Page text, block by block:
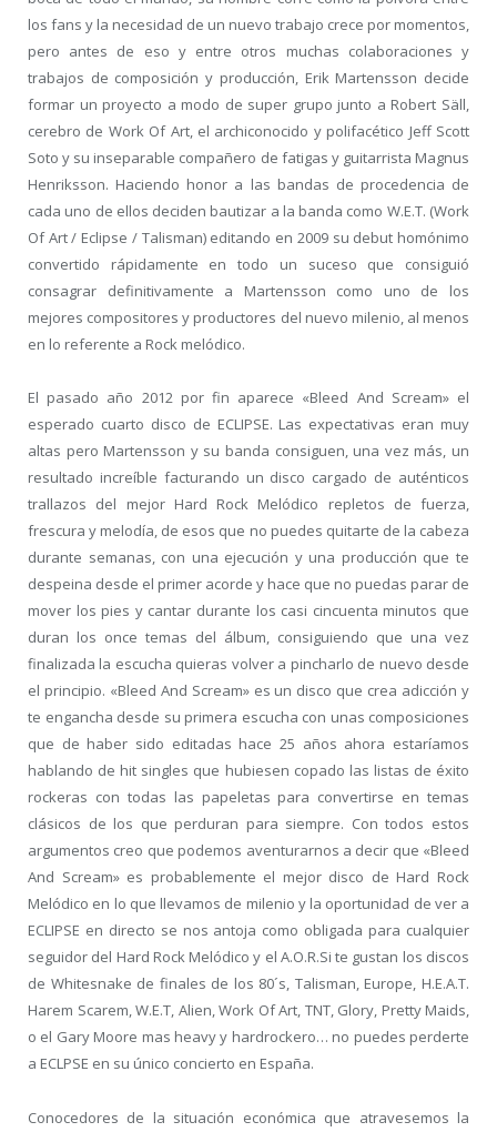
los fans y la necesidad de un nuevo trabajo crece por momentos,
pero antes de eso y entre otros muchas colaboraciones y
trabajos de composición y producción, Erik Martensson decide
formar un proyecto a modo de super grupo junto a Robert Säll,
cerebro de Work Of Art, el archiconocido y polifacético Jeff Scott
Soto y su inseparable compañero de fatigas y guitarrista Magnus
Henriksson. Haciendo honor a las bandas de procedencia de
cada uno de ellos deciden bautizar a la banda como W.E.T. (Work
Of Art / Eclipse / Talisman) editando en 2009 su debut homónimo
convertido rápidamente en todo un suceso que consiguió
consagrar definitivamente a Martensson como uno de los
mejores compositores y productores del nuevo milenio, al menos
en lo referente a Rock melódico.
El pasado año 2012 por fin aparece «Bleed And Scream» el
esperado cuarto disco de ECLIPSE. Las expectativas eran muy
altas pero Martensson y su banda consiguen, una vez más, un
resultado increíble facturando un disco cargado de auténticos
trallazos del mejor Hard Rock Melódico repletos de fuerza,
frescura y melodía, de esos que no puedes quitarte de la cabeza
durante semanas, con una ejecución y una producción que te
despeina desde el primer acorde y hace que no puedas parar de
mover los pies y cantar durante los casi cincuenta minutos que
duran los once temas del álbum, consiguiendo que una vez
finalizada la escucha quieras volver a pincharlo de nuevo desde
el principio. «Bleed And Scream» es un disco que crea adicción y
te engancha desde su primera escucha con unas composiciones
que de haber sido editadas hace 25 años ahora estaríamos
hablando de hit singles que hubiesen copado las listas de éxito
rockeras con todas las papeletas para convertirse en temas
clásicos de los que perduran para siempre. Con todos estos
argumentos creo que podemos aventurarnos a decir que «Bleed
And Scream» es probablemente el mejor disco de Hard Rock
Melódico en lo que llevamos de milenio y la oportunidad de ver a
ECLIPSE en directo se nos antoja como obligada para cualquier
seguidor del Hard Rock Melódico y el A.O.R.Si te gustan los discos
de Whitesnake de finales de los 80´s, Talisman, Europe, H.E.A.T.
Harem Scarem, W.E.T, Alien, Work Of Art, TNT, Glory, Pretty Maids,
o el Gary Moore mas heavy y hardrockero… no puedes perderte
a ECLPSE en su único concierto en España.
Conocedores de la situación económica que atravesemos la